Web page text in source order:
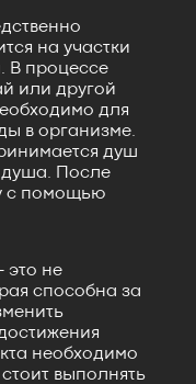
на участки
В процессе
или другой
для
в организме.
душ
душа. После
с помощью
это не
способна за
необходимо
выполнять